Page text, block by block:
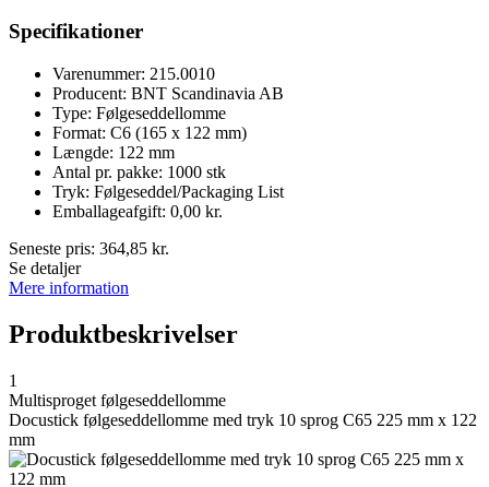
Specifikationer
Varenummer: 215.0010
Producent: BNT Scandinavia AB
Type: Følgeseddellomme
Format: C6 (165 x 122 mm)
Længde: 122 mm
Antal pr. pakke: 1000 stk
Tryk: Følgeseddel/Packaging List
Emballageafgift: 0,00 kr.
Seneste pris: 364,85 kr.
Se detaljer
Mere information
Produktbeskrivelser
1
Multisproget følgeseddellomme
Docustick følgeseddellomme med tryk 10 sprog C65 225 mm x 122
mm